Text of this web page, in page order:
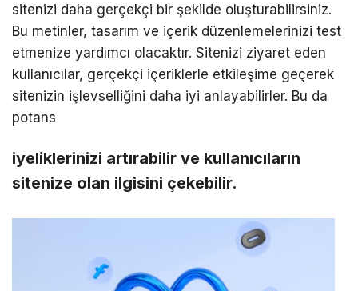
sitenizi daha gerçekçi bir şekilde oluşturabilirsiniz.
Bu metinler, tasarım ve içerik düzenlemelerinizi test
etmenize yardımcı olacaktır. Sitenizi ziyaret eden
kullanıcılar, gerçekçi içeriklerle etkileşime geçerek
sitenizin işlevselliğini daha iyi anlayabilirler. Bu da
potans
iyeliklerinizi artırabilir ve kullanıcıların
sitenize olan ilgisini çekebilir.